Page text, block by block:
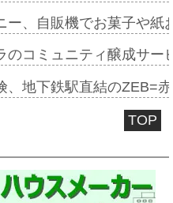
ー、自販機でお菓子や
のコミュニティ醸成サ
、地下鉄駅直結のZEB=
TOP